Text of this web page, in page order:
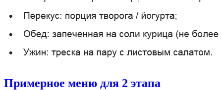
Примерное меню для 2 этапа